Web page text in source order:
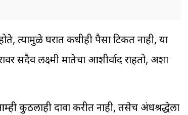
त्यामुळे घरात कधीही पैसा टिकत नाही, या
सदैव लक्ष्मी मातेचा आशीर्वाद राहतो, अशा
कुठलाही दावा करीत नाही, तसेच अंधश्रद्धेला